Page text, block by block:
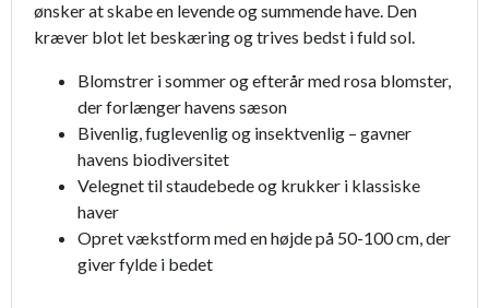
ønsker at skabe en levende og summende have. Den
kræver blot let beskæring og trives bedst i fuld sol.
Blomstrer i sommer og efterår med rosa blomster,
der forlænger havens sæson
Bivenlig, fuglevenlig og insektvenlig – gavner
havens biodiversitet
Velegnet til staudebede og krukker i klassiske
haver
Opret vækstform med en højde på 50-100 cm, der
giver fylde i bedet